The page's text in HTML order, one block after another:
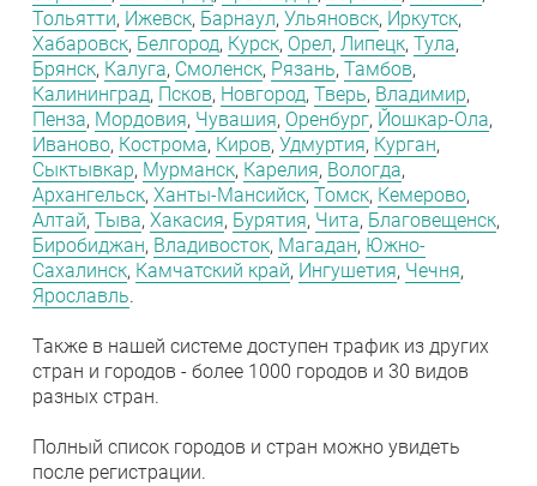
Тольятти, Ижевск, Барнаул, Ульяновск, Иркутск,
Хабаровск, Белгород, Курск, Орел, Липецк, Тула,
Брянск, Калуга, Смоленск, Рязань, Тамбов,
Калининград, Псков, Новгород, Тверь, Владимир,
Пенза, Мордовия, Чувашия, Оренбург, Йошкар-Ола,
Иваново, Кострома, Киров, Удмуртия, Курган,
Сыктывкар, Мурманск, Карелия, Вологда,
Архангельск, Ханты-Мансийск, Томск, Кемерово,
Алтай, Тыва, Хакасия, Бурятия, Чита, Благовещенск,
Биробиджан, Владивосток, Магадан, Южно-
Сахалинск, Камчатский край, Ингушетия, Чечня,
Ярославль.
Также в нашей системе доступен трафик из других
стран и городов - более 1000 городов и 30 видов
разных стран.
Полный список городов и стран можно увидеть
после регистрации.